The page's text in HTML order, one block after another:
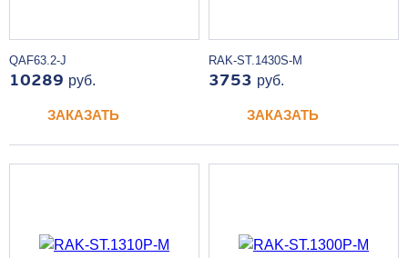
QAF63.2-J
10289 руб.
ЗАКАЗАТЬ
RAK-ST.1430S-M
3753 руб.
ЗАКАЗАТЬ